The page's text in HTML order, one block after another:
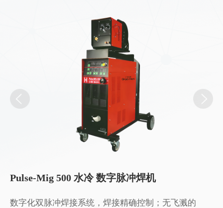
Pulse-Mig 500 水冷 数字脉冲焊机
数字化双脉冲焊接系统，焊接精确控制；无飞溅的